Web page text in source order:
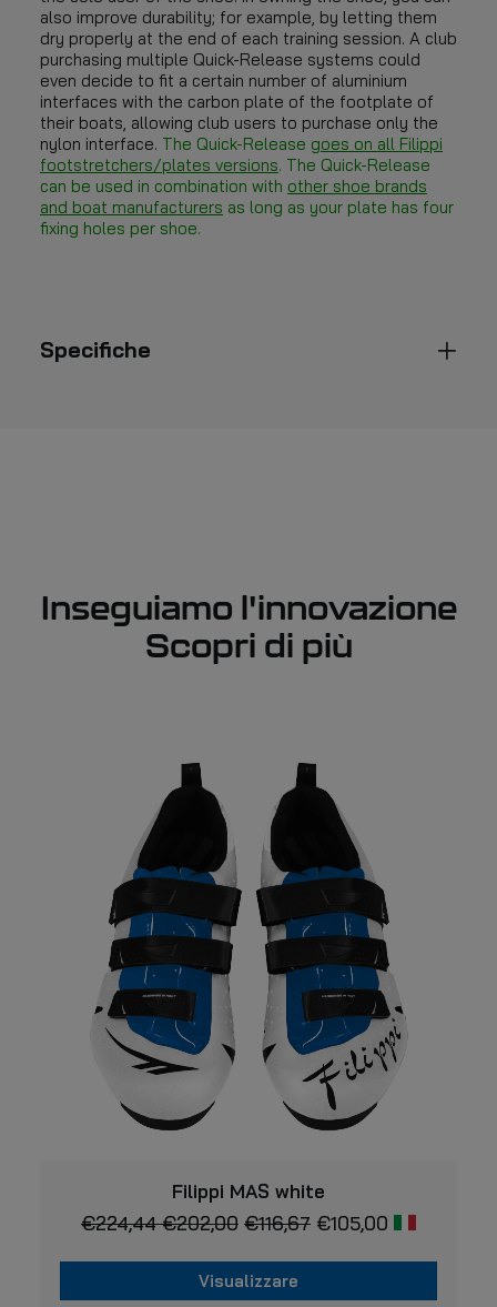
also improve durability; for example, by letting them
dry properly at the end of each training session. A club
purchasing multiple Quick-Release systems could
even decide to fit a certain number of aluminium
interfaces with the carbon plate of the footplate of
their boats, allowing club users to purchase only the
nylon interface. The Quick-Release goes on all Filippi
footstretchers/plates versions. The Quick-Release
can be used in combination with other shoe brands
and boat manufacturers as long as your plate has four
fixing holes per shoe.
Specifiche
Inseguiamo l'innovazione
Scopri di più
VISUALIZZARE
Le
possono
Filippi MAS white
€224,44 €202,00 Il
originale
era:
€116,67 €105,00 Il
attuale
Visualizzare